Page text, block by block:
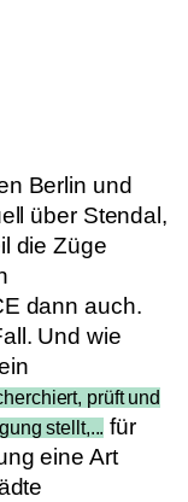
Berlin und
über Stendal,
die Züge
dann auch.
Und wie
prüft und
stellt,... für
eine Art